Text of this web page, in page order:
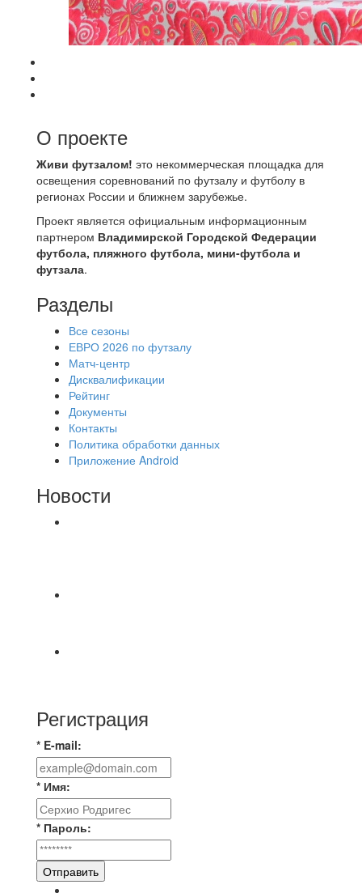
О проекте
Живи футзалом! это некоммерческая площадка для
освещения соревнований по футзалу и футболу в
регионах России и ближнем зарубежье.
Проект является официальным информационным
партнером Владимирской Городской Федерации
футбола, пляжного футбола, мини-футбола и
футзала.
Разделы
Все сезоны
ЕВРО 2026 по футзалу
Матч-центр
Дисквалификации
Рейтинг
Документы
Контакты
Политика обработки данных
Приложение Android
Новости
Регистрация
* E-mail:
* Имя:
* Пароль:
Отправить